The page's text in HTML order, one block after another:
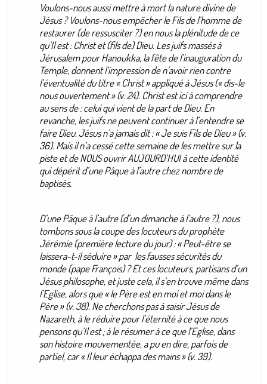
Voulons-nous aussi mettre à mort la nature divine de
Jésus ? Voulons-nous empêcher le Fils de l’homme de
restaurer (de ressusciter ?) en nous la plénitude de ce
qu’Il est : Christ et (fils de) Dieu. Les juifs massés à
Jérusalem pour Hanoukka, la fête de l’inauguration du
Temple, donnent l’impression de n’avoir rien contre
l’éventualité du titre « Christ » appliqué à Jésus (« dis-le
nous ouvertement » (v. 24). Christ est ici à comprendre
au sens de : celui qui vient de la part de Dieu. En
revanche, les juifs ne peuvent continuer à l’entendre se
faire Dieu. Jésus n’a jamais dit : « Je suis Fils de Dieu » (v.
36). Mais il n’a cessé cette semaine de les mettre sur la
piste et de NOUS ouvrir AUJOURD’HUI à cette identité
qui dépérit d’une Pâque à l’autre chez nombre de
baptisés.
D’une Pâque à l’autre (d’un dimanche à l’autre ?), nous
tombons sous la coupe des locuteurs du prophète
Jérémie (première lecture du jour) : « Peut-être se
laissera-t-il séduire » par les fausses sécurités du
monde (pape François) ? Et ces locuteurs, partisans d’un
Jésus philosophe, et juste cela, il s’en trouve même dans
l’Eglise, alors que « le Père est en moi et moi dans le
Père » (v. 38). Ne cherchons pas à saisir Jésus de
Nazareth, à le réduire pour l’éternité à ce que nous
pensons qu’Il est ; à le résumer à ce que l’Eglise, dans
son histoire mouvementée, a pu en dire, parfois de
partiel, car « Il leur échappa des mains » (v. 39).